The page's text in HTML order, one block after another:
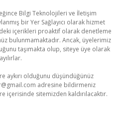
Bilgi Teknolojileri ve İletişim
bir Yer Sağlayıcı olarak hizmet
içerikleri proaktif olarak denetleme
bulunmamaktadır. Ancak, üyelerimiz
taşımakta olup, siteye üye olarak
aykırı olduğunu düşündüğünüz
adresine bildirmeniz
içerisinde sitemizden kaldırılacaktır.